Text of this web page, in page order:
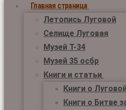
Главная страница
Летопись Луговой
Селище Луговая
Музей Т-34
Музей 35 осбр
Книги и статьи
Книги о Луговой
Книги о Битве